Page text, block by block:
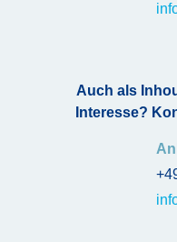
Auch als
Interesse?